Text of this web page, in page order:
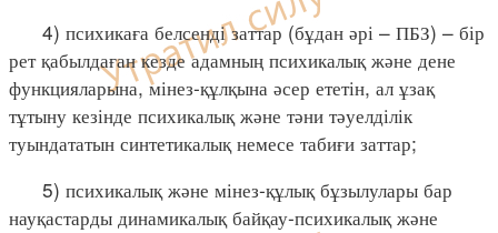
4) психикаға белсенді заттар (бұдан әрі – ПБЗ) – бір
рет қабылдаған кезде адамның психикалық және дене
функцияларына, мінез-құлқына әсер ететін, ал ұзақ
тұтыну кезінде психикалық және тәни тәуелділік
туындататын синтетикалық немесе табиғи заттар;
5) психикалық және мінез-құлық бұзылулары бар
науқастарды динамикалық байқау-психикалық және